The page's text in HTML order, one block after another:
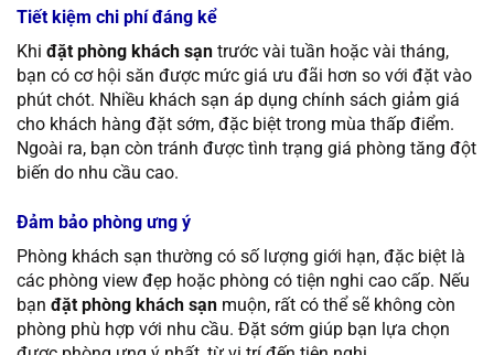
Tiết kiệm chi phí đáng kể
Khi đặt phòng khách sạn trước vài tuần hoặc vài tháng,
bạn có cơ hội săn được mức giá ưu đãi hơn so với đặt vào
phút chót. Nhiều khách sạn áp dụng chính sách giảm giá
cho khách hàng đặt sớm, đặc biệt trong mùa thấp điểm.
Ngoài ra, bạn còn tránh được tình trạng giá phòng tăng đột
biến do nhu cầu cao.
Đảm bảo phòng ưng ý
Phòng khách sạn thường có số lượng giới hạn, đặc biệt là
các phòng view đẹp hoặc phòng có tiện nghi cao cấp. Nếu
bạn đặt phòng khách sạn muộn, rất có thể sẽ không còn
phòng phù hợp với nhu cầu. Đặt sớm giúp bạn lựa chọn